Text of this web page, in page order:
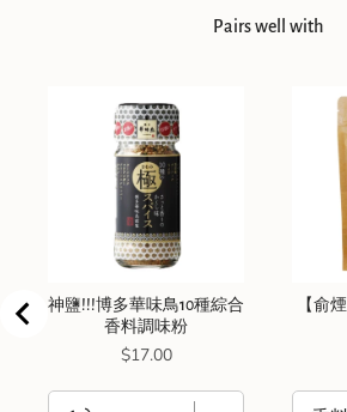
Pairs well with
神鹽!!!博多華味鳥10種綜合
香料調味粉
Price
$17.00
【俞